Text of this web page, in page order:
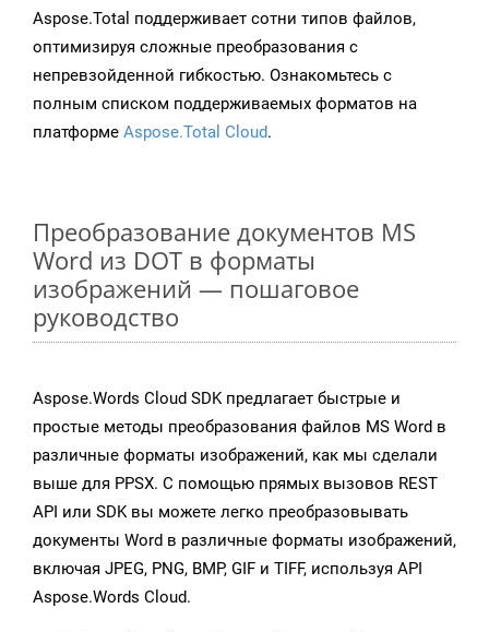
Aspose.Total поддерживает сотни типов файлов,
оптимизируя сложные преобразования с
непревзойденной гибкостью. Ознакомьтесь с
полным списком поддерживаемых форматов на
платформе Aspose.Total Cloud.
Преобразование документов MS
Word из DOT в форматы
изображений — пошаговое
руководство
Aspose.Words Cloud SDK предлагает быстрые и
простые методы преобразования файлов MS Word в
различные форматы изображений, как мы сделали
выше для PPSX. С помощью прямых вызовов REST
API или SDK вы можете легко преобразовывать
документы Word в различные форматы изображений,
включая JPEG, PNG, BMP, GIF и TIFF, используя API
Aspose.Words Cloud.